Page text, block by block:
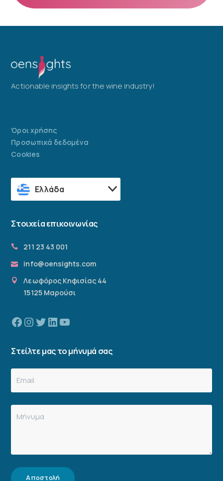
Actionable insights for the wine industry!
Όροι χρήσης
Προσωπικά δεδομένα
Cookies
Ελλάδα
Στοιχεία επικοινωνίας
211 23 43 001
info@oensights.com
Λεωφόρος Κηφισίας 44
15125 Μαρούσι
Facebook
Instagram
TwitterLinkedinYouTube
Στείλτε μας το μήνυμά σας